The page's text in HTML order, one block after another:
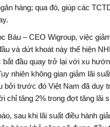
hàng; qua đó, giúp các
Báu – CEO Wigroup, việc
và dứt khoát này thể hiện
bắt đầu quay trở lại với xu
nhiên không gian giảm lãi
bởi trước đó Việt Nam đã duy
chỉ tăng 2% trong đợt tăng lãi
sau khi lãi suất điều hành